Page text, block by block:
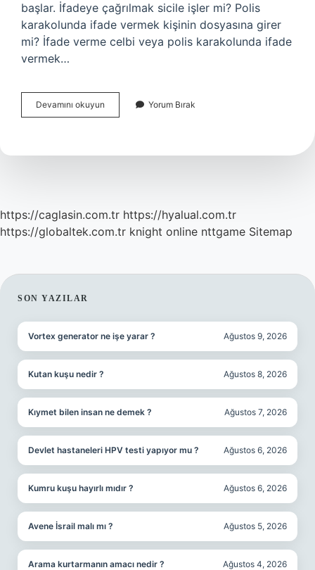
başlar. İfadeye çağrılmak sicile işler mi? Polis
karakolunda ifade vermek kişinin dosyasına girer
mi? İfade verme celbi veya polis karakolunda ifade
vermek…
Devamını okuyun
Ifade
Işler
Yorum Bırak
https://caglasin.com.tr https://hyalual.com.tr
https://globaltek.com.tr knight online nttgame Sitemap
SIDEBAR
SON YAZILAR
Vortex generator ne işe yarar ? Ağustos 9, 2026
Kutan kuşu nedir ? Ağustos 8, 2026
Kıymet bilen insan ne demek ? Ağustos 7, 2026
Devlet hastaneleri HPV testi yapıyor mu ? Ağustos 6, 2026
Kumru kuşu hayırlı mıdır ? Ağustos 6, 2026
Avene İsrail malı mı ? Ağustos 5, 2026
Arama kurtarmanın amacı nedir ? Ağustos 4, 2026